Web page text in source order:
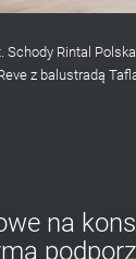
Schody Rintal Polska
z balustradą
na